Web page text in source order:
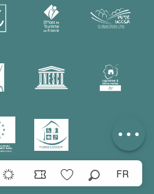
Voir les favoris
Recherche
FR
Prestations